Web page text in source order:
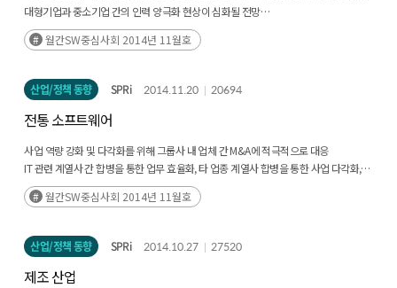
대형기업과 중소기업 간의 인력 양극화 현상이 심화될 전망
최근 증가하는 보안 사고의 대응으로 대기업, 공공기관, 금융 등 다양한 업종에서 보안
인력 수요가 빠르게 증가
현상이 나타날 전망
월간SW중심사회 2014년 11월호
산업/정책 동향 SPRi 2014.11.20 20694
전통 소프트웨어
사업 역량 강화 및 다각화를 위해 그룹사 내 업체 간 M&A에 적극적으로 대응
IT 관련 계열사 간 합병을 통한 업무 효율화, 타 업종 계열사 합병을 통한 사업 다각화,
대기업 일감몰아주기 규제 대응 등이 주요 목표
월간SW중심사회 2014년 11월호
산업/정책 동향 SPRi 2014.10.27 27520
제조 산업